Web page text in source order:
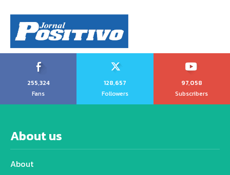
255,324
Fans
128,657
Followers
97,058
Subscribers
About us
About